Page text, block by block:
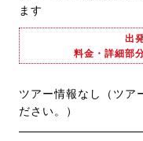
ます
出
料金・詳細部
ツアー情報なし（ツ
ださい。）